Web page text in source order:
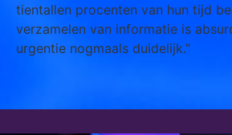
tientallen procenten van hun tijd
verzamelen van informatie is
urgentie nogmaals duidelijk.”